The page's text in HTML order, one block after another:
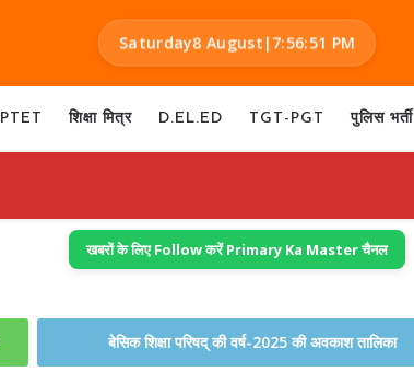
Saturday8 August | 7:56:52 PM
शिक्षा मित्र D.EL.ED TGT-PGT पुलिस भर्ती
खबरों के लिए Follow करें Primary Ka Master चैनल
बेसिक शिक्षा परिषद् की वर्ष-2025 की अवकाश तालिका